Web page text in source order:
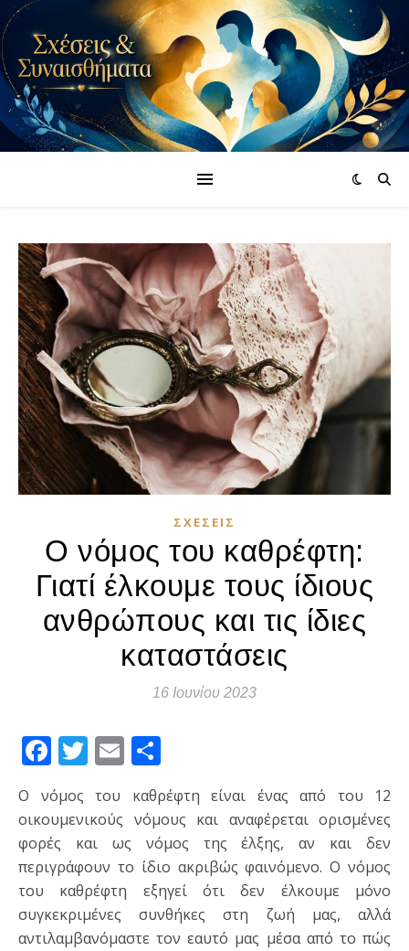
ΣΧΈΣΕΙΣ
Ο νόμος του καθρέφτη:
Γιατί έλκουμε τους ίδιους
ανθρώπους και τις ίδιες
καταστάσεις
16 Ιουνίου 2023
Facebook
Twitter
Email
Ο νόμος του καθρέφτη είναι ένας από του 12
οικουμενικούς νόμους και αναφέρεται ορισμένες
φορές και ως νόμος της έλξης, αν και δεν
περιγράφουν το ίδιο ακριβώς φαινόμενο. Ο νόμος
του καθρέφτη εξηγεί ότι δεν έλκουμε μόνο
συγκεκριμένες συνθήκες στη ζωή μας, αλλά
αντιλαμβανόμαστε τον εαυτό μας μέσα από το πώς